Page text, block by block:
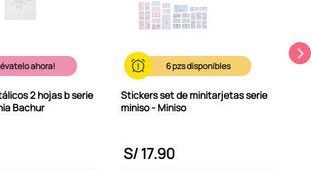
ahora!
2 hojas b serie
Bachur
6
Stickers set de minitarjetas serie
miniso - Miniso
S/17.90